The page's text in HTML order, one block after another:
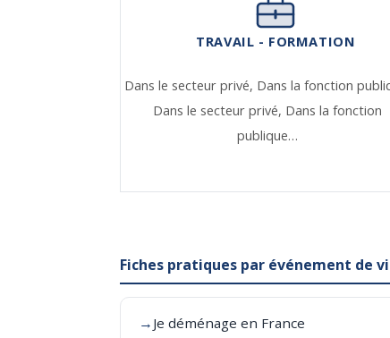
TRAVAIL - FORMATION
Dans le secteur privé, Dans la fonction
Dans le secteur privé, Dans la fonction
publique…
Fiches pratiques par événement de
→ Je déménage en France